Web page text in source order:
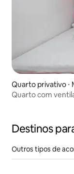
Quarto privativo ⋅
Quarto com
Destinos
Outros tipos de